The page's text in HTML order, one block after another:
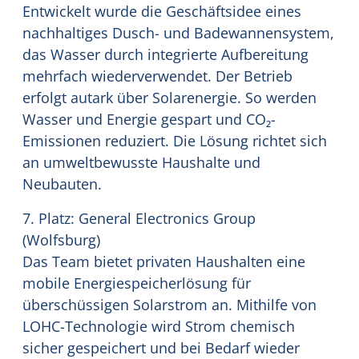
Entwickelt wurde die Geschäftsidee eines
nachhaltiges Dusch- und Badewannensystem,
das Wasser durch integrierte Aufbereitung
mehrfach wiederverwendet. Der Betrieb
erfolgt autark über Solarenergie. So werden
Wasser und Energie gespart und CO₂-
Emissionen reduziert. Die Lösung richtet sich
an umweltbewusste Haushalte und
Neubauten.
7. Platz: General Electronics Group
(Wolfsburg)
Das Team bietet privaten Haushalten eine
mobile Energiespeicherlösung für
überschüssigen Solarstrom an. Mithilfe von
LOHC-Technologie wird Strom chemisch
sicher gespeichert und bei Bedarf wieder